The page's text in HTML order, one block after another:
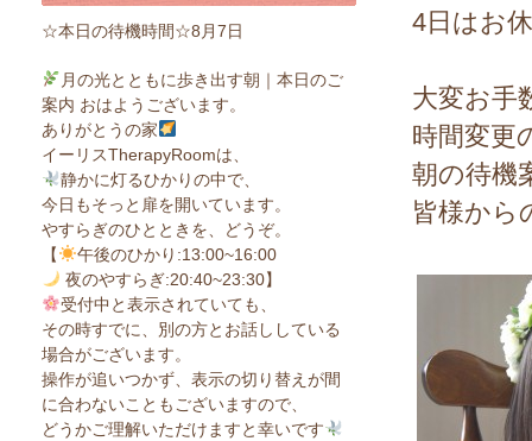
4日はお
大変お手
時間変更
朝の待機
皆様から
☆本日の待機時間☆8月7日
月の光とともに歩き出す朝｜本日のご
案内 おはようございます。
ありがとうの家
イーリスTherapyRoomは、
静かに灯るひかりの中で、
今日もそっと扉を開いています。
やすらぎのひとときを、どうぞ。
【
午後のひかり:13:00~16:00
夜のやすらぎ:20:40~23:30】
受付中と表示されていても、
その時すでに、別の方とお話ししている
場合がございます。
操作が追いつかず、表示の切り替えが間
に合わないこともございますので、
どうかご理解いただけますと幸いです